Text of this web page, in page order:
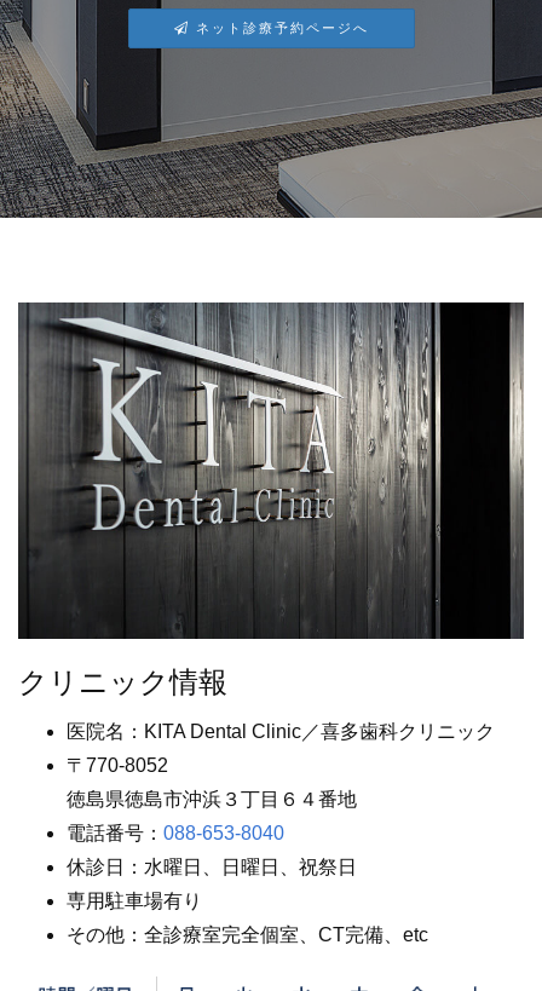
ネット診療予約ページへ
クリニック情報
医院名：KITA Dental Clinic／喜多歯科クリニック
〒770-8052
徳島県徳島市沖浜３丁目６４番地
電話番号： 088-653-8040
休診日：水曜日、日曜日、祝祭日
専用駐車場有り
その他：全診療室完全個室、CT完備、etc